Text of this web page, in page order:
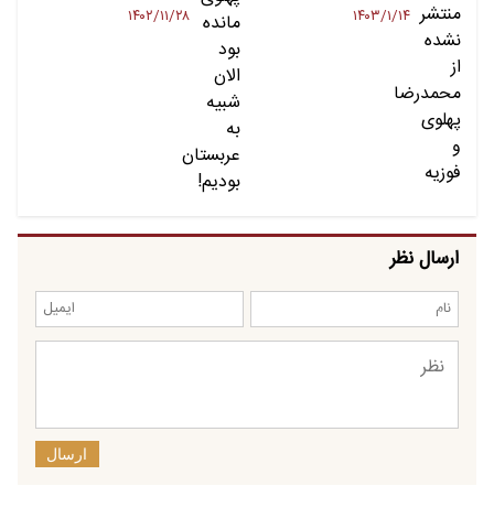
۱۴۰۳/۱/۱۴ ۱۴۰۲/۱۱/۲۸
ارسال نظر
ارسال